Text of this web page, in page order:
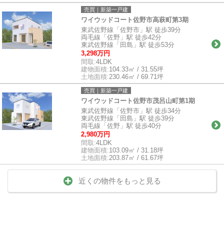
売買｜新築一戸建
ワイウッドコート佐野市高萩町第3期
東武佐野線「佐野市」駅 徒歩39分
両毛線「佐野」駅 徒歩42分
東武佐野線「田島」駅 徒歩53分
3,298万円
間取:4LDK
建物面積:104.33㎡ / 31.55坪
土地面積:230.46㎡ / 69.71坪
売買｜新築一戸建
ワイウッドコート佐野市茂呂山町第1期
東武佐野線「佐野市」駅 徒歩34分
東武佐野線「田島」駅 徒歩39分
両毛線「佐野」駅 徒歩40分
2,980万円
間取:4LDK
建物面積:103.09㎡ / 31.18坪
土地面積:203.87㎡ / 61.67坪
近くの物件をもっと見る